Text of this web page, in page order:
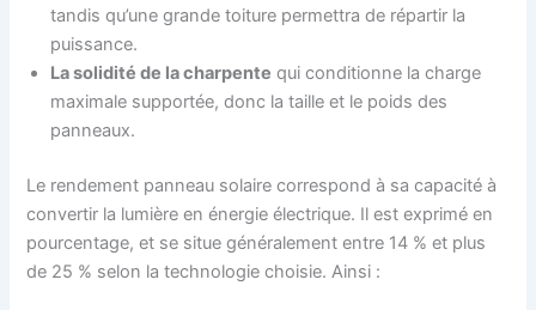
tandis qu’une grande toiture permettra de répartir la
puissance.
La solidité de la charpente qui conditionne la charge
maximale supportée, donc la taille et le poids des
panneaux.
Le rendement panneau solaire correspond à sa capacité à
convertir la lumière en énergie électrique. Il est exprimé en
pourcentage, et se situe généralement entre 14 % et plus
de 25 % selon la technologie choisie. Ainsi :